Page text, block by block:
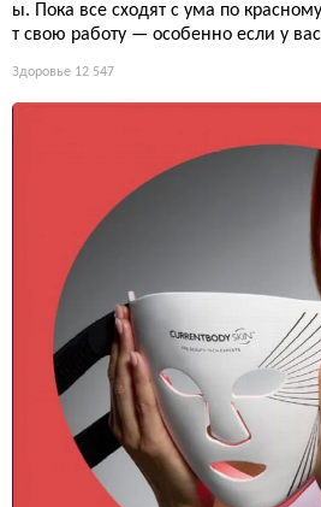
ы. Пока все сходят с ума по
т свою работу — особенно если у
Здоровье 12 547